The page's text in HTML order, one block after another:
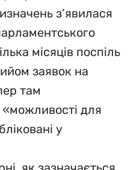
з’явилася
місяців поспіль
заявок на
там
для
у